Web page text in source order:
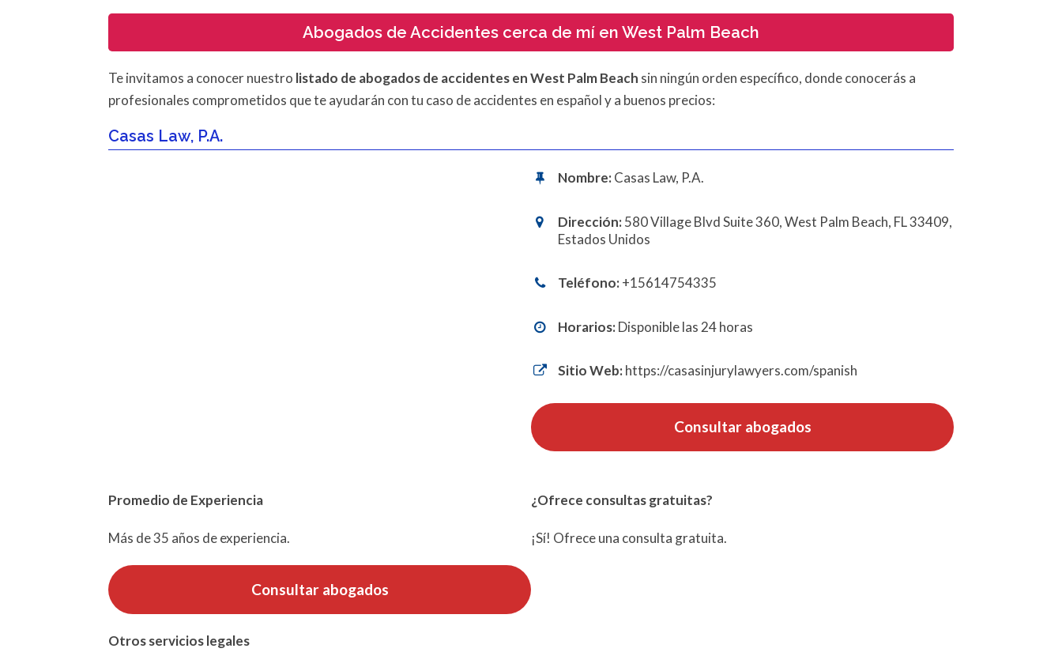
Abogados de Accidentes cerca de mí en West Palm Beach
Te invitamos a conocer nuestro listado de abogados de accidentes en West Palm Beach sin ningún orden específico, donde conocerás a
profesionales comprometidos que te ayudarán con tu caso de accidentes en español y a buenos precios:
Casas Law, P.A.
Nombre:Casas Law, P.A.
Dirección:580 Village Blvd Suite 360, West Palm Beach, FL 33409,
Estados Unidos
Teléfono:+15614754335
Horarios:Disponible las 24 horas
Sitio Web:https://casasinjurylawyers.com/spanish
Consultar abogados
Promedio de Experiencia
Más de 35 años de experiencia.
Consultar abogados
¿Ofrece consultas gratuitas?
¡Sí! Ofrece una consulta gratuita.
Otros servicioslegales